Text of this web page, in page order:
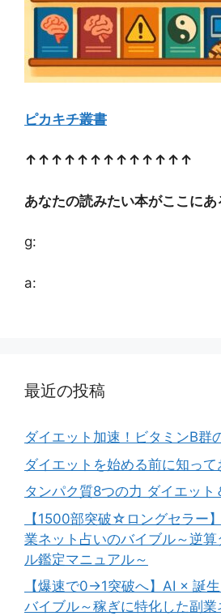
ピカキチ叢書
↑↑↑↑↑↑↑↑↑↑↑↑↑
あなたの読みたい本がここにあ
g:
a:
最近の投稿
ダイエット加速！ビタミンB群
ダイエットを始める前に知っ
タンパク質8つの力 ダイエット
【1500部突破☆ロングセラー
業ネット占いのバイブル～逆
ル鑑定マニュアル～
【爆速で0→1突破へ】AI × 誕
バイブル～稼ぎに特化した副